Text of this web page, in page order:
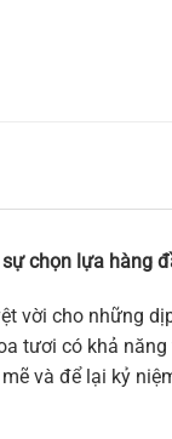
chọn lựa hàng
vời cho những
tươi có khả
và để lại kỷ